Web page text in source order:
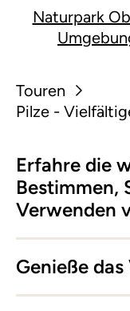
Naturpark
Touren
Pilze -
Erfahre die
Bestimmen,
Verwenden
Genieße